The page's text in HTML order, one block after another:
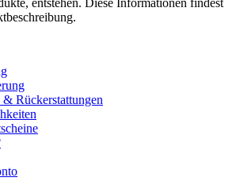
Rückerstattungen